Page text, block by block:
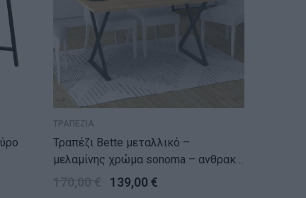
ΤΡΑΠΕΖΙΑ
Τραπέζι Bette μεταλλικό –
μελαμίνης χρώμα sonoma – ανθρακί
140x80x76εκ.139,00 €